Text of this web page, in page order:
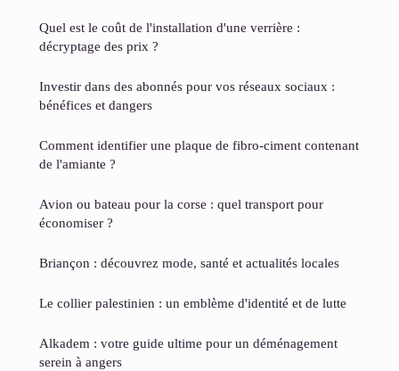
Quel est le coût de l'installation d'une verrière :
décryptage des prix ?
Investir dans des abonnés pour vos réseaux sociaux :
bénéfices et dangers
Comment identifier une plaque de fibro-ciment contenant
de l'amiante ?
Avion ou bateau pour la corse : quel transport pour
économiser ?
Briançon : découvrez mode, santé et actualités locales
Le collier palestinien : un emblème d'identité et de lutte
Alkadem : votre guide ultime pour un déménagement
serein à angers